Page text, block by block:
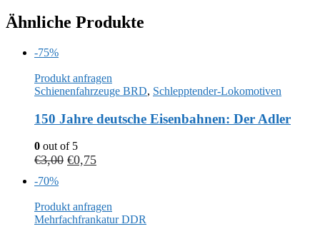
Ähnliche Produkte
-75%
Produkt anfragen
Schienenfahrzeuge BRD, Schlepptender-Lokomotiven
150 Jahre deutsche Eisenbahnen: Der Adler
0 out of 5
€3,00 €0,75
-70%
Produkt anfragen
Mehrfachfrankatur DDR